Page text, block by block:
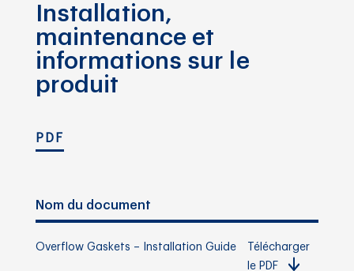
Installation,
maintenance et
informations sur le
produit
PDF
Nom du document
Overflow Gaskets – Installation Guide
Télécharger
le PDF